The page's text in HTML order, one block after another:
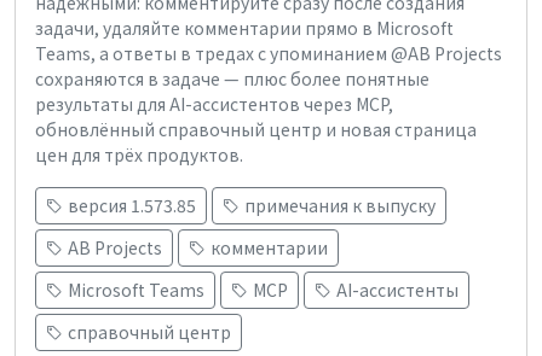
задачи, удаляйте комментарии прямо в Microsoft
Teams, а ответы в тредах с упоминанием @AB Projects
сохраняются в задаче — плюс более понятные
результаты для AI-ассистентов через MCP,
обновлённый справочный центр и новая страница
цен для трёх продуктов.
версия 1.573.85
примечания к выпуску
AB Projects
комментарии
Microsoft Teams
MCP
AI-ассистенты
справочный центр